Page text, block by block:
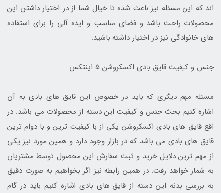
اند که این مسئله نیز باعث شده تا خیال شما از در اختیار داشتن این
محصولات راحت باشد و فضای مناسب و ایده آلی را برای استفاده
های خانوادگی نیز در اختیار داشته باشید.
جنس و کیفیت قایق بادی اکسکروشن ۵ اینتکس
مسئله مهم دیگری که باید در خصوص این قایق های بادی به آن
اشاره کنیم بحث جنس و کیفیت این دسته از محصولات می باشد. در
اقع قایق های بادی اکسکروشن یکی از با کیفیت ترین و با دوام ترین
قایق های بادی می باشد که در بازار وجود دارد و همین مورد نیز یکی
از مهم ترین دلایل خرید و ثبت سفارش این محصول توسط مشتریان
به شمار خواهد رفت. در همین رابطه نیز اگر بخواهیم به صورت دقیق
به بررسی بدنه این دسته از قایق های بادی اشاره کنیم باید در گام